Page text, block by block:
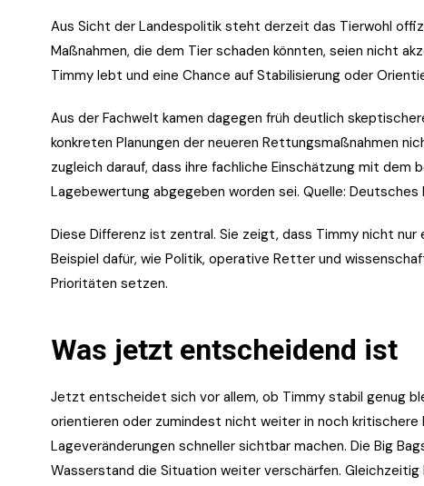
Aus Sicht der Landespolitik steht derzeit das Tierwohl
Maßnahmen, die dem Tier schaden könnten, seien nicht
Timmy lebt und eine Chance auf Stabilisierung oder
Aus der Fachwelt kamen dagegen früh deutlich
konkreten Planungen der neueren Rettungsmaßnahmen
zugleich darauf, dass ihre fachliche Einschätzung mit
Lagebewertung abgegeben worden sei. Quelle: Deutsches
Diese Differenz ist zentral. Sie zeigt, dass Timmy nicht
Beispiel dafür, wie Politik, operative Retter und
Prioritäten setzen.
Was jetzt entscheidend ist
Jetzt entscheidet sich vor allem, ob Timmy stabil genug
orientieren oder zumindest nicht weiter in noch kritischere
Lageveränderungen schneller sichtbar machen. Die Big
Wasserstand die Situation weiter verschärfen.